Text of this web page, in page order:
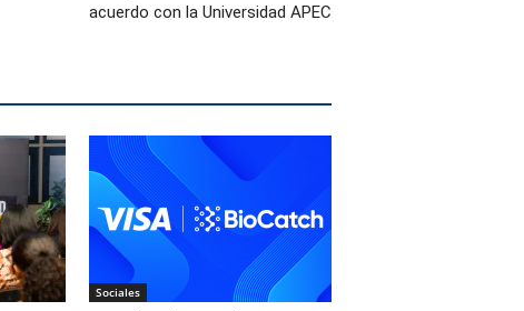
acuerdo con la Universidad APEC
Sociales